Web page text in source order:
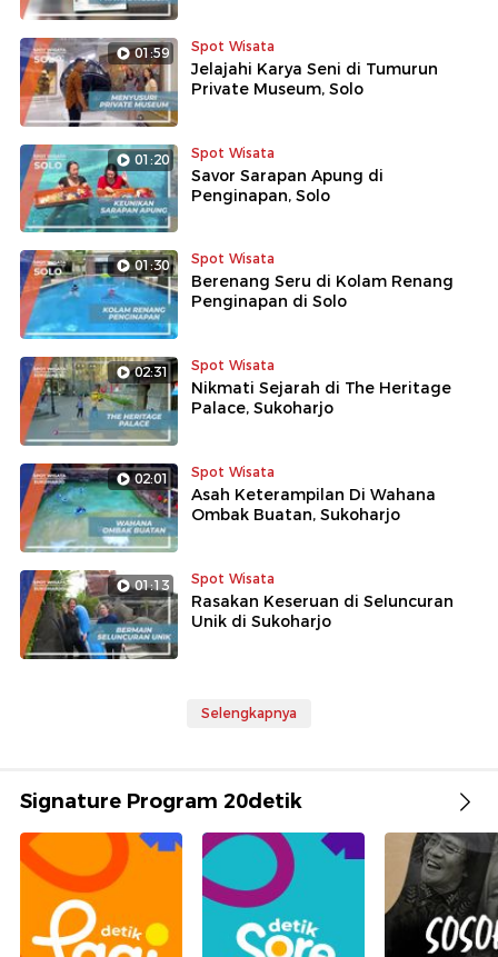
01:59 Spot Wisata
Jelajahi Karya Seni di Tumurun
Private Museum, Solo
01:20 Spot Wisata
Savor Sarapan Apung di
Penginapan, Solo
01:30 Spot Wisata
Berenang Seru di Kolam Renang
Penginapan di Solo
02:31 Spot Wisata
Nikmati Sejarah di The Heritage
Palace, Sukoharjo
02:01 Spot Wisata
Asah Keterampilan Di Wahana
Ombak Buatan, Sukoharjo
01:13 Spot Wisata
Rasakan Keseruan di Seluncuran
Unik di Sukoharjo
Selengkapnya
Signature Program 20detik